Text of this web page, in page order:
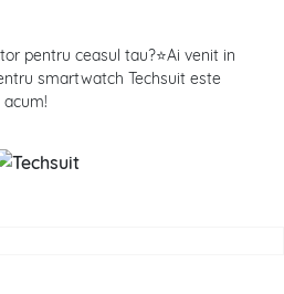
pentru ceasul tau?⭐Ai venit in
smartwatch Techsuit este